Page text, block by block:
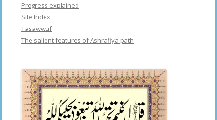
Progress explained
Site Index
Tasawwuf
The salient features of Ashrafiya path